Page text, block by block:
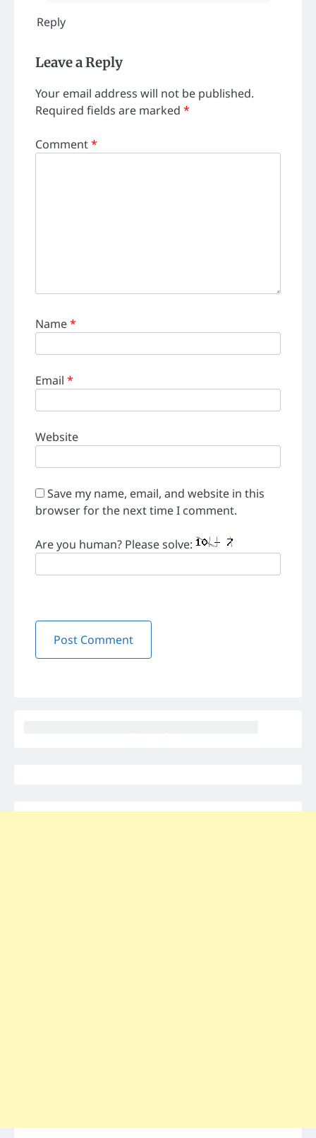
Reply
Leave a Reply
Your email address will not be published.
Required fields are marked *
Comment*
Name*
Email *
Website
Save my name, email, and website in this
browser for the next time I comment.
Are you human? Please solve: